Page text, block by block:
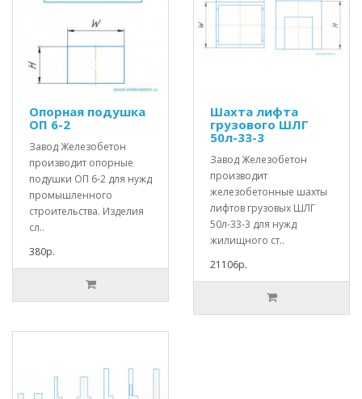
Опорная подушка
ОП 6-2
Завод Железобетон
производит опорные
подушки ОП 6-2 для нужд
промышленного
строительства. Изделия
сл..
380р.
Шахта лифта
грузового ШЛГ
50л-33-3
Завод Железобетон
производит
железобетонные шахты
лифтов грузовых ШЛГ
50л-33-3 для нужд
жилищного ст..
21106р.